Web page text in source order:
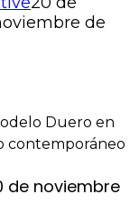
de
Duero en
contemporáneo
de noviembre